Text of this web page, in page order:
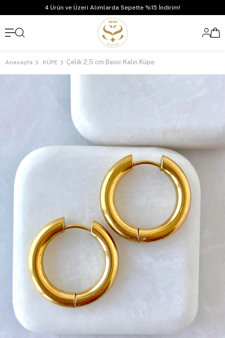
4 Ürün ve Üzeri Alımlarda Sepette %15 İndirim!
Anasayfa KÜPE Çelik 2,5 cm Basic Kalın Küpe